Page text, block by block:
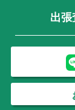
出張